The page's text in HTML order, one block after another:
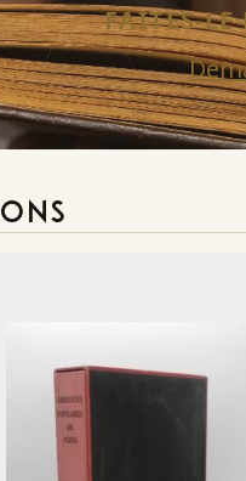
FAITES-LE